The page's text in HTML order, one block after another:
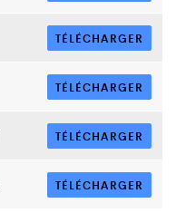
TÉLÉCHARGER
TÉLÉCHARGER
TÉLÉCHARGER
TÉLÉCHARGER